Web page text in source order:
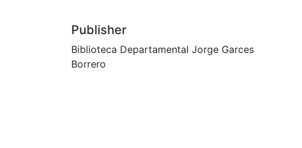
Publisher
Biblioteca Departamental Jorge Garces
Borrero